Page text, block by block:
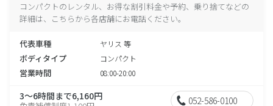
コンパクトのレンタル、お得な割引料金や予約、乗り捨てなどの
詳細は、こちらから各店舗にお電話ください。
代表車種 ヤリス 等
ボディタイプ コンパクト
営業時間 08:00-20:00
3～6時間まで6,160円 052-586-0100